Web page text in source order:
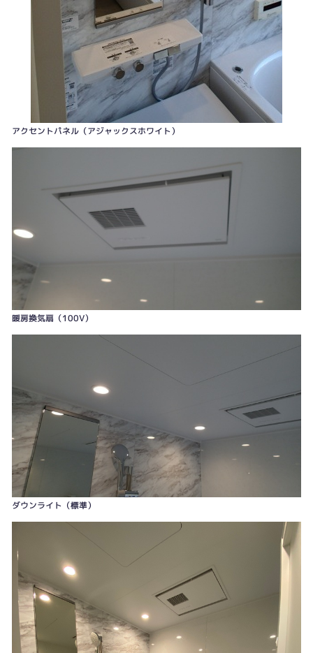
アクセントパネル（アジャックスホワイト）
暖房換気扇（100V）
ダウンライト（標準）
全体像